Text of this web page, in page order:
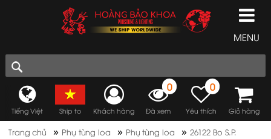
MENU
Tiếng Việt Ship to Khách hàng
0
Đã xem
0
Yêu thích Giỏ hàng
Trang chủ » Phụ tùng loa » Phụ tùng loa » 26122 Bo S.P.